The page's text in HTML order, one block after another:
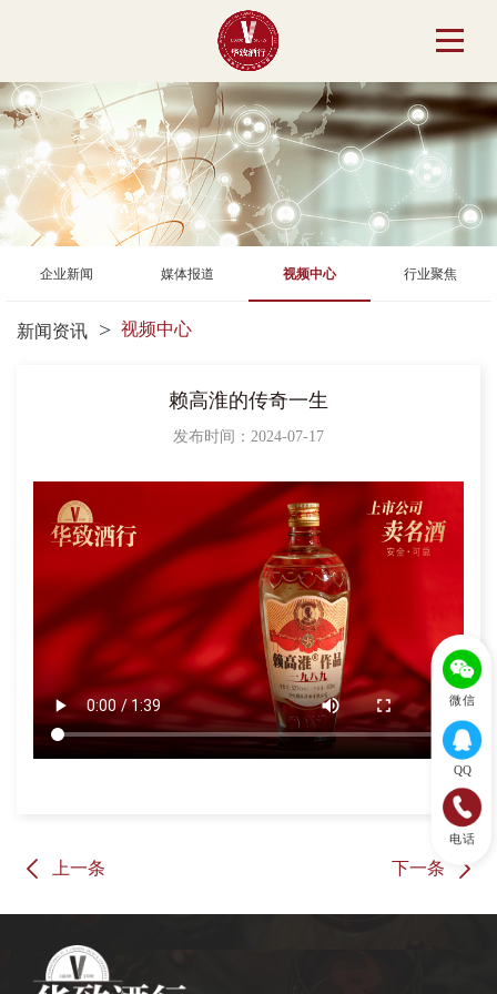
企业新闻 媒体报道 视频中心 行业聚焦
新闻资讯 视频中心
赖高淮的传奇一生
发布时间：2024-07-17
上一条 下一条
微信
QQ
电话